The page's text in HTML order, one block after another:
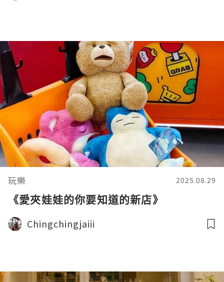
玩樂 2025.08.29
《愛夾娃娃的你要知道的新店》
Chingchingjaiii